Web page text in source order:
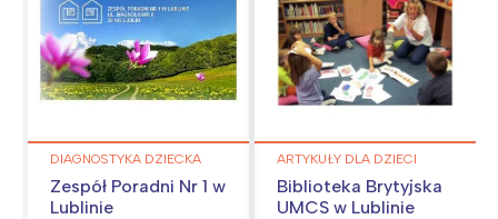
DIAGNOSTYKA DZIECKA
Zespół Poradni Nr 1 w
Lublinie
ARTYKUŁY DLA DZIECI
Biblioteka Brytyjska
UMCS w Lublinie